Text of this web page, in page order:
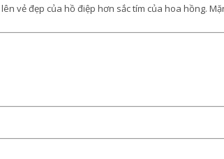
vẻ đẹp của hồ điệp hơn sắc tím của hoa hồng.